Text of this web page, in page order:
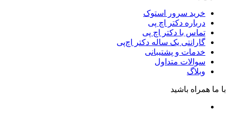
خرید سرور استوک
درباره دکتر اچ پی
تماس با دکتر اچ پی
گارانتی یک ساله دکتر اچ‌پی
خدمات و پشتیبانی
سوالات متداول
وبلاگ
با ما همراه باشید